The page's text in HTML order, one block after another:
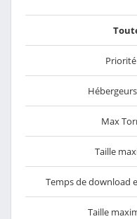
Max
Taille
Temps de download
Taille